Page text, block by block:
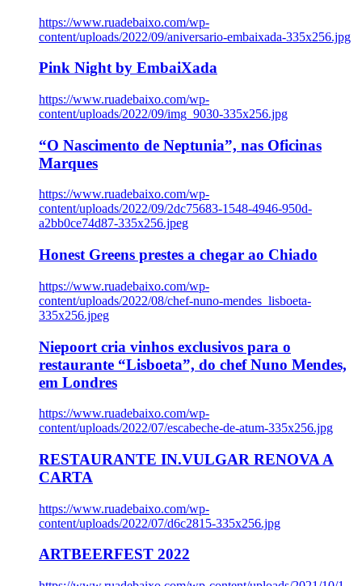
https://www.ruadebaixo.com/wp-
content/uploads/2022/09/aniversario-embaixada-335x256.jpg
Pink Night by EmbaiXada
https://www.ruadebaixo.com/wp-
content/uploads/2022/09/img_9030-335x256.jpg
“O Nascimento de Neptunia”, nas Oficinas
Marques
https://www.ruadebaixo.com/wp-
content/uploads/2022/09/2dc75683-1548-4946-950d-
a2bb0ce74d87-335x256.jpeg
Honest Greens prestes a chegar ao Chiado
https://www.ruadebaixo.com/wp-
content/uploads/2022/08/chef-nuno-mendes_lisboeta-
335x256.jpeg
Niepoort cria vinhos exclusivos para o
restaurante “Lisboeta”, do chef Nuno Mendes,
em Londres
https://www.ruadebaixo.com/wp-
content/uploads/2022/07/escabeche-de-atum-335x256.jpg
RESTAURANTE IN.VULGAR RENOVA A
CARTA
https://www.ruadebaixo.com/wp-
content/uploads/2022/07/d6c2815-335x256.jpg
ARTBEERFEST 2022